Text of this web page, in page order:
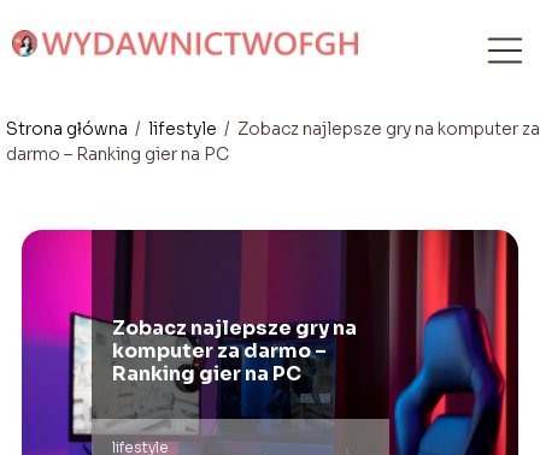
Strona główna / lifestyle / Zobacz najlepsze gry na komputer za
darmo – Ranking gier na PC
Zobacz najlepsze gry na
komputer za darmo –
Ranking gier na PC
lifestyle